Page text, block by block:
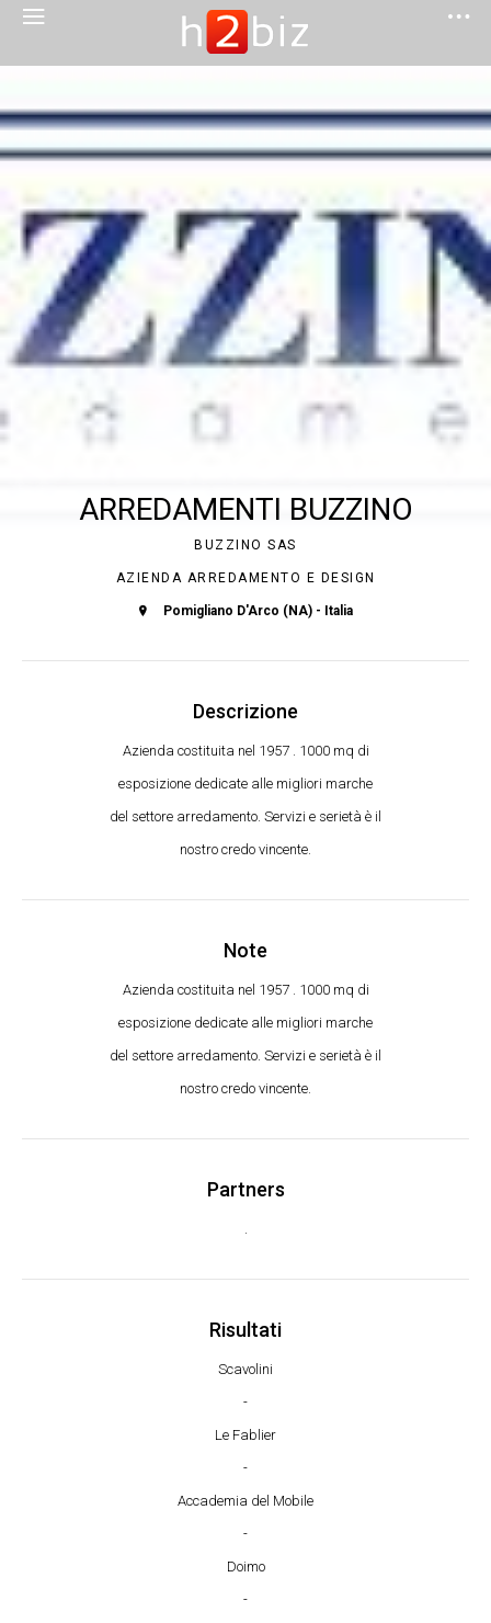
ARREDAMENTI BUZZINO
BUZZINO SAS
AZIENDA ARREDAMENTO E DESIGN
Pomigliano D'Arco (NA) - Italia
Descrizione
Azienda costituita nel 1957 . 1000 mq di
esposizione dedicate alle migliori marche
del settore arredamento. Servizi e serietà è il
nostro credo vincente.
Note
Azienda costituita nel 1957 . 1000 mq di
esposizione dedicate alle migliori marche
del settore arredamento. Servizi e serietà è il
nostro credo vincente.
Partners
.
Risultati
Scavolini
-
Le Fablier
-
Accademia del Mobile
-
Doimo
-